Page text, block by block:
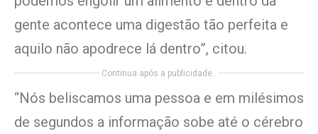
gente acontece uma digestão tão perfeita e
aquilo não apodrece lá dentro”, citou.
Continua após a publicidade..
“Nós beliscamos uma pessoa e em milésimos
de segundos a informação sobe até o cérebro